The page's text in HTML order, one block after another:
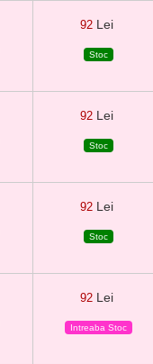
92 Lei
Stoc
92 Lei
Stoc
92 Lei
Stoc
92 Lei
Intreaba Stoc